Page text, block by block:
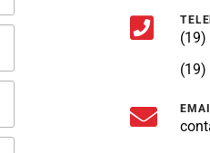
(19)
(19)